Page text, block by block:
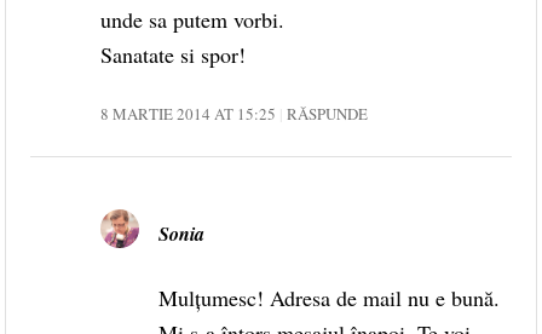
unde sa putem vorbi.
Sanatate si spor!
8 MARTIE 2014 AT 15:25 RĂSPUNDE
Sonia
Mulțumesc! Adresa de mail nu e bună.